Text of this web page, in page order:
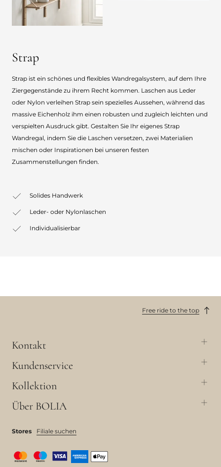
Strap
Strap ist ein schönes und flexibles Wandregalsystem, auf dem Ihre
Ziergegenstände zu ihrem Recht kommen. Laschen aus Leder
oder Nylon verleihen Strap sein spezielles Aussehen, während das
massive Eichenholz ihm einen robusten und zugleich leichten und
verspielten Ausdruck gibt. Gestalten Sie Ihr eigenes Strap
Wandregal, indem Sie die Laschen versetzen, zwei Materialien
mischen oder Inspirationen bei unseren festen
Zusammenstellungen finden.
Solides Handwerk
Leder- oder Nylonlaschen
Individualisierbar
Free ride to the top
Kontakt
Kundenservice
Kollektion
Über BOLIA
Stores Filiale suchen